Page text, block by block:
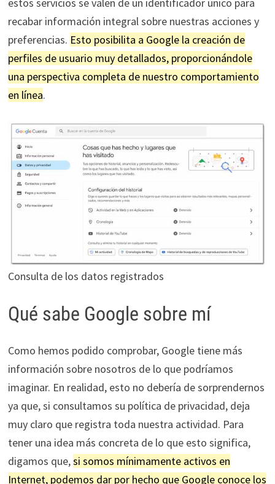
estos servicios se valen de un identificador único para
recabar información integral sobre nuestras acciones y
preferencias. Esto posibilita a Google la creación de
perfiles de usuario muy detallados, proporcionándole
una perspectiva completa de nuestro comportamiento
en línea.
Consulta de los datos registrados
Qué sabe Google sobre mí
Como hemos podido comprobar, Google tiene más
información sobre nosotros de lo que podríamos
imaginar. En realidad, esto no debería de sorprendernos
ya que, si consultamos su política de privacidad, deja
muy claro que registra toda nuestra actividad. Para
tener una idea más concreta de lo que esto significa,
digamos que,si somos mínimamente activos en
Internet, podemos dar por hecho que Google conoce los